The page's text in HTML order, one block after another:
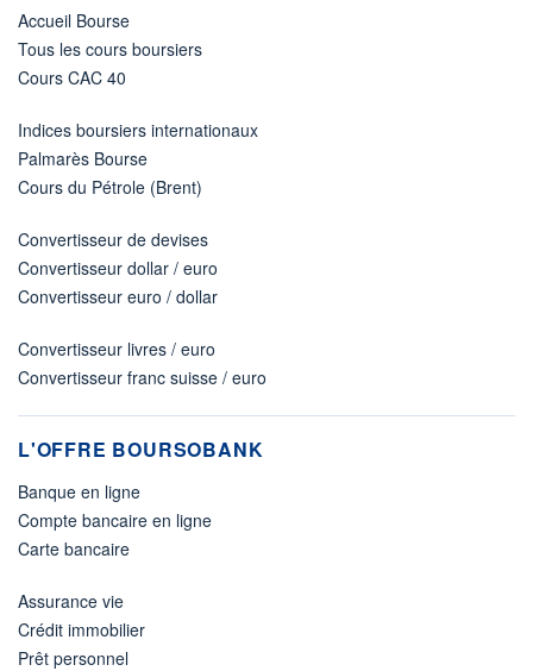
Accueil Bourse
Tous les cours boursiers
Cours CAC 40
Indices boursiers internationaux
Palmarès Bourse
Cours du Pétrole (Brent)
Convertisseur de devises
Convertisseur dollar / euro
Convertisseur euro / dollar
Convertisseur livres / euro
Convertisseur franc suisse / euro
L'OFFRE BOURSOBANK
Banque en ligne
Compte bancaire en ligne
Carte bancaire
Assurance vie
Crédit immobilier
Prêt personnel